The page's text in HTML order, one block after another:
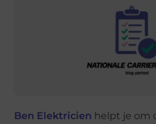
Ben Elektricien helpt je om